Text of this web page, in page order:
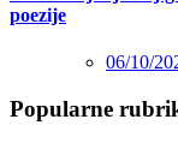
poezije
06/10/
Popularne